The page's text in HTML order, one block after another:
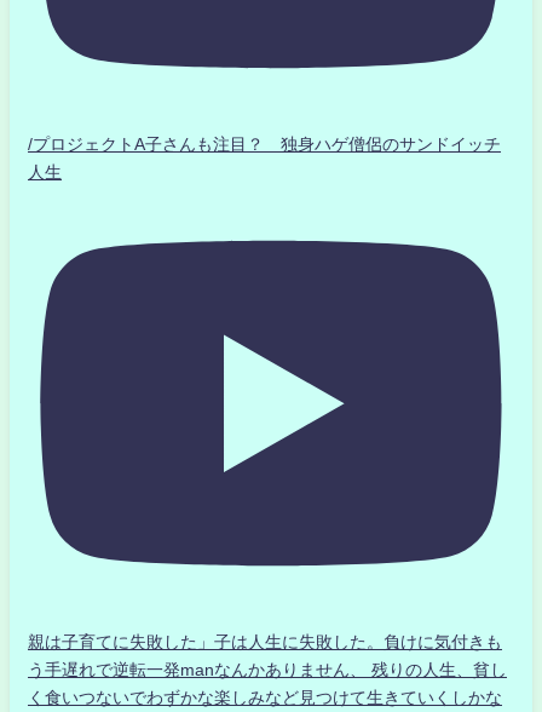
/プロジェクトA子さんも注目？ 独身ハゲ僧侶のサンドイッチ
人生
親は子育てに失敗した」子は人生に失敗した。負けに気付きも
う手遅れで逆転一発manなんかありません、 残りの人生、貧し
く食いつないでわずかな楽しみなど見つけて生きていくしかな